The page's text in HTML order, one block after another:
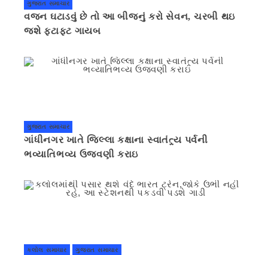
ગુજરાત સમાચાર
વજન ઘટાડવું છે તો આ બીજનું કરો સેવન, ચરબી થઇ
જશે ફટાફટ ગાયબ
ગુજરાત સમાચાર
ગાંધીનગર ખાતે જિલ્લા કક્ષાના સ્વાતંત્ર્ય પર્વની
ભવ્યાતિભવ્ય ઉજવણી કરાઇ
કલોલ સમાચાર ગુજરાત સમાચાર